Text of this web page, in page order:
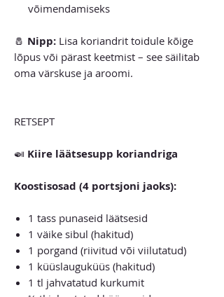
võimendamiseks
🧂 Nipp: Lisa koriandrit toidule kõige
lõpus või pärast keetmist – see säilitab
oma värskuse ja aroomi.
RETSEPT
🍛 Kiire läätsesupp koriandriga
Koostisosad (4 portsjoni jaoks):
1 tass punaseid läätsesid
1 väike sibul (hakitud)
1 porgand (riivitud või viilutatud)
1 küüslauguküüs (hakitud)
1 tl jahvatatud kurkumit